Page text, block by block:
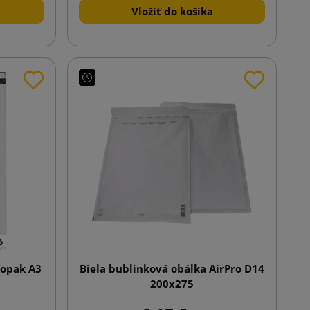
Vložiť do košíka
A3
Biela bublinková obálka AirPro D14
200x275